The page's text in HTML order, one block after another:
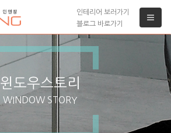
인테리어 보러가기
블로그 바로가기
윈도우스토리
WINDOW STORY